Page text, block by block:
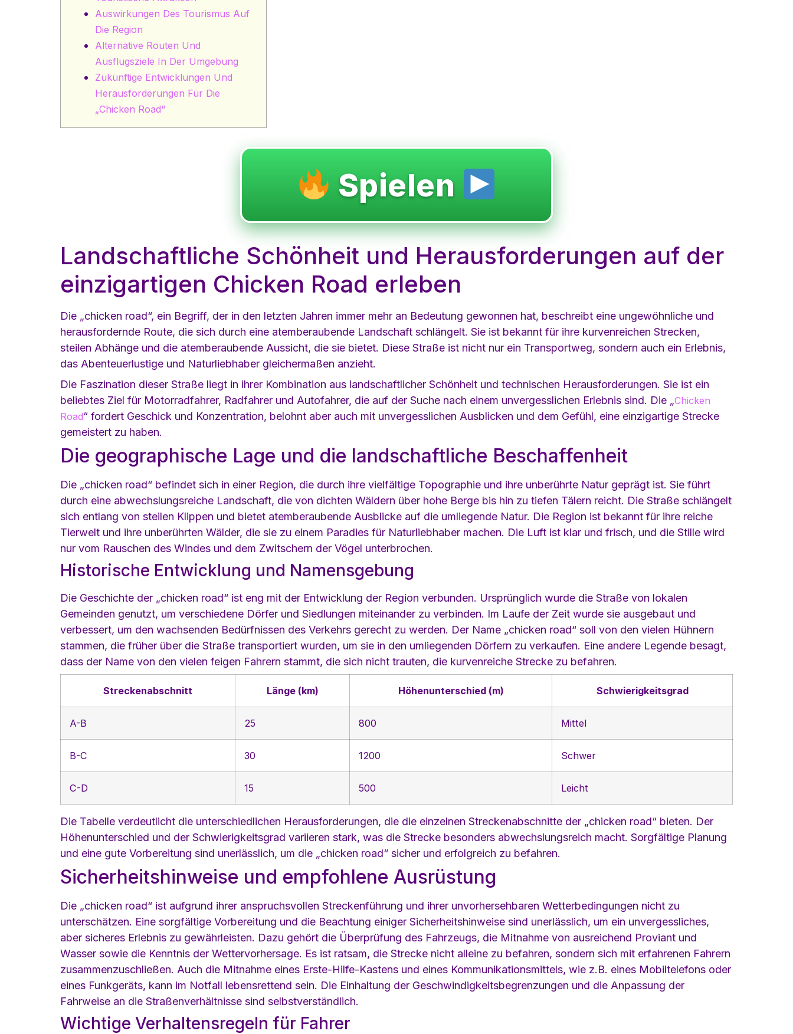
Auswirkungen Des Tourismus Auf
Die Region
Alternative Routen Und
Ausflugsziele In Der Umgebung
Zukünftige Entwicklungen Und
Herausforderungen Für Die
„chicken Road“
Spielen
Landschaftliche Schönheit und Herausforderungen auf der
einzigartigen Chicken Road erleben
Die „chicken road“, ein Begriff, der in den letzten Jahren immer mehr an Bedeutung gewonnen hat, beschreibt eine ungewöhnliche und
herausfordernde Route, die sich durch eine atemberaubende Landschaft schlängelt. Sie ist bekannt für ihre kurvenreichen Strecken,
steilen Abhänge und die atemberaubende Aussicht, die sie bietet. Diese Straße ist nicht nur ein Transportweg, sondern auch ein Erlebnis,
das Abenteuerlustige und Naturliebhaber gleichermaßen anzieht.
Die Faszination dieser Straße liegt in ihrer Kombination aus landschaftlicher Schönheit und technischen Herausforderungen. Sie ist ein
beliebtes Ziel für Motorradfahrer, Radfahrer und Autofahrer, die auf der Suche nach einem unvergesslichen Erlebnis sind. Die „Chicken
Road“ fordert Geschick und Konzentration, belohnt aber auch mit unvergesslichen Ausblicken und dem Gefühl, eine einzigartige Strecke
gemeistert zu haben.
Die geographische Lage und die landschaftliche Beschaffenheit
Die „chicken road“ befindet sich in einer Region, die durch ihre vielfältige Topographie und ihre unberührte Natur geprägt ist. Sie führt
durch eine abwechslungsreiche Landschaft, die von dichten Wäldern über hohe Berge bis hin zu tiefen Tälern reicht. Die Straße schlängelt
sich entlang von steilen Klippen und bietet atemberaubende Ausblicke auf die umliegende Natur. Die Region ist bekannt für ihre reiche
Tierwelt und ihre unberührten Wälder, die sie zu einem Paradies für Naturliebhaber machen. Die Luft ist klar und frisch, und die Stille wird
nur vom Rauschen des Windes und dem Zwitschern der Vögel unterbrochen.
Historische Entwicklung und Namensgebung
Die Geschichte der „chicken road“ ist eng mit der Entwicklung der Region verbunden. Ursprünglich wurde die Straße von lokalen
Gemeinden genutzt, um verschiedene Dörfer und Siedlungen miteinander zu verbinden. Im Laufe der Zeit wurde sie ausgebaut und
verbessert, um den wachsenden Bedürfnissen des Verkehrs gerecht zu werden. Der Name „chicken road“ soll von den vielen Hühnern
stammen, die früher über die Straße transportiert wurden, um sie in den umliegenden Dörfern zu verkaufen. Eine andere Legende besagt,
dass der Name von den vielen feigen Fahrern stammt, die sich nicht trauten, die kurvenreiche Strecke zu befahren.
Streckenabschnitt Länge (km) Höhenunterschied (m) Schwierigkeitsgrad
A-B 25 800 Mittel
B-C 30 1200 Schwer
C-D 15 500 Leicht
Die Tabelle verdeutlicht die unterschiedlichen Herausforderungen, die die einzelnen Streckenabschnitte der „chicken road“ bieten. Der
Höhenunterschied und der Schwierigkeitsgrad variieren stark, was die Strecke besonders abwechslungsreich macht. Sorgfältige Planung
und eine gute Vorbereitung sind unerlässlich, um die „chicken road“ sicher und erfolgreich zu befahren.
Sicherheitshinweise und empfohlene Ausrüstung
Die „chicken road“ ist aufgrund ihrer anspruchsvollen Streckenführung und ihrer unvorhersehbaren Wetterbedingungen nicht zu
unterschätzen. Eine sorgfältige Vorbereitung und die Beachtung einiger Sicherheitshinweise sind unerlässlich, um ein unvergessliches,
aber sicheres Erlebnis zu gewährleisten. Dazu gehört die Überprüfung des Fahrzeugs, die Mitnahme von ausreichend Proviant und
Wasser sowie die Kenntnis der Wettervorhersage. Es ist ratsam, die Strecke nicht alleine zu befahren, sondern sich mit erfahrenen Fahrern
zusammenzuschließen. Auch die Mitnahme eines Erste-Hilfe-Kastens und eines Kommunikationsmittels, wie z.B. eines Mobiltelefons oder
eines Funkgeräts, kann im Notfall lebensrettend sein. Die Einhaltung der Geschwindigkeitsbegrenzungen und die Anpassung der
Fahrweise an die Straßenverhältnisse sind selbstverständlich.
Wichtige Verhaltensregeln für Fahrer